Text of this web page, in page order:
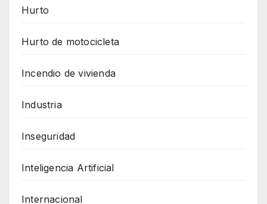
Hurto
Hurto de motocicleta
Incendio de vivienda
Industria
Inseguridad
Inteligencia Artificial
Internacional